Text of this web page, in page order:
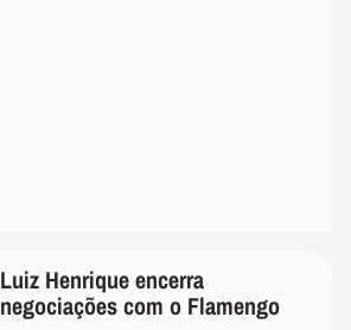
Luiz Henrique encerra
negociações com o Flamengo